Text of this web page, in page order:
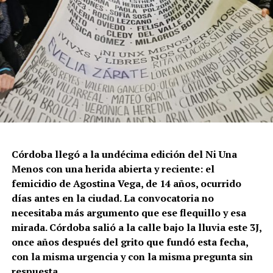
Córdoba llegó a la undécima edición del Ni Una
Menos con una herida abierta y reciente: el
femicidio de Agostina Vega, de 14 años, ocurrido
días antes en la ciudad. La convocatoria no
necesitaba más argumento que ese flequillo y esa
mirada. Córdoba salió a la calle bajo la lluvia este 3J,
once años después del grito que fundó esta fecha,
con la misma urgencia y con la misma pregunta sin